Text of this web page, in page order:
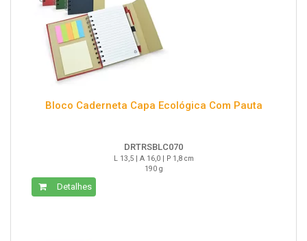
Bloco Caderneta Capa Ecológica Com Pauta
DRTRSBLC070
L 13,5 | A 16,0 | P 1,8 cm
190 g
Detalhes